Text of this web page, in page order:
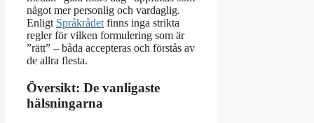
något mer personlig och vardaglig.
Enligt Språkrådet finns inga strikta
regler för vilken formulering som är
”rätt” – båda accepteras och förstås av
de allra flesta.
Översikt: De vanligaste
hälsningarna